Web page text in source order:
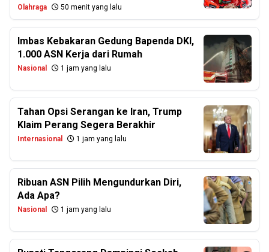
Olahraga 50 menit yang lalu
Imbas Kebakaran Gedung Bapenda DKI,
1.000 ASN Kerja dari Rumah
Nasional 1 jam yang lalu
Tahan Opsi Serangan ke Iran, Trump
Klaim Perang Segera Berakhir
Internasional 1 jam yang lalu
Ribuan ASN Pilih Mengundurkan Diri,
Ada Apa?
Nasional 1 jam yang lalu